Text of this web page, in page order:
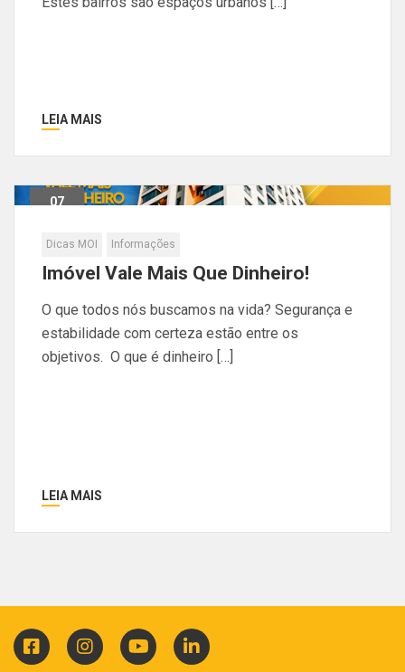
LEIA MAIS
07
Dicas MOI Informações
Imóvel Vale Mais Que Dinheiro!
O que todos nós buscamos na vida? Segurança e
estabilidade com certeza estão entre os
objetivos. O que é dinheiro […]
LEIA MAIS